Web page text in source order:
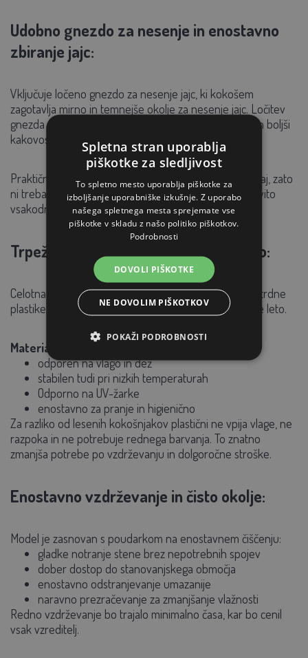
Udobno gnezdo za nesenje in enostavno
zbiranje jajc:
Vključuje ločeno gnezdo za nesenje jajc, ki kokošem
zagotavlja mirno in temnejše okolje za nesenje jajc. Ločitev
gnezda od glavnega območja prispeva k večji čistoči in boljši
kakovosti jajc.
Praktična odprtina omogoča priročno zbiranje od zunaj, zato
ni treba vstopati v kurnik. To omogoča hitro in učinkovito
vsakodnevno nego.
Trpežna plastika za celoletno uporabo:
Celotna konstrukcija je izdelana iz visokokakovostne, trdne
plastike, ki je zasnovana za zunanjo uporabo skozi vse leto.
Material je:
odporen na vlago in dež
stabilen tudi pri nizkih temperaturah
Odporno na UV-žarke
enostavno za pranje in higienično
Za razliko od lesenih kokošnjakov plastični ne vpija vlage, ne
razpoka in ne potrebuje rednega barvanja. To znatno
zmanjša potrebe po vzdrževanju in dolgoročne stroške.
Enostavno vzdrževanje in čisto okolje:
Model je zasnovan s poudarkom na enostavnem čiščenju:
gladke notranje stene brez nepotrebnih spojev
dober dostop do stanovanjskega območja
enostavno odstranjevanje umazanije
naravno prezračevanje za zmanjšanje vlažnosti
Redno vzdrževanje bo trajalo minimalno časa, kar bo cenil
vsak vzreditelj.
Spletna stran uporablja
piškotke za sledljivost
To spletno mesto uporablja piškotke za
izboljšanje uporabniške izkušnje. Z uporabo
našega spletnega mesta sprejemate vse
piškotke v skladu z našo politiko piškotkov.
Podrobnosti
DOVOLI PIŠKOTKE
NE DOVOLIM PIŠKOTKOV
POKAŽI PODROBNOSTI